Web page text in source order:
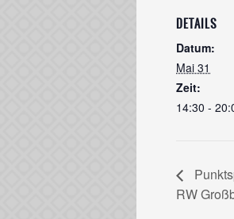
DETAILS
Datum:
Mai 31
Zeit:
14:30 -
RW